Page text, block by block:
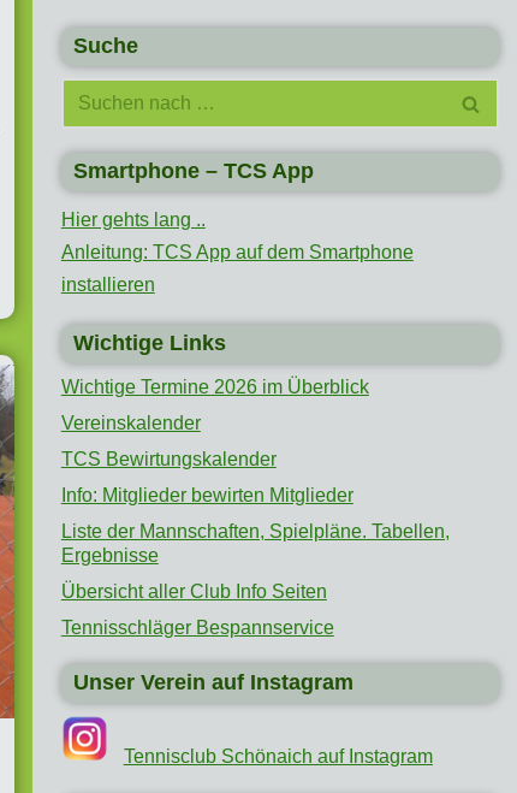
Suche
Smartphone – TCS App
Hier gehts lang ..
Anleitung: TCS App auf dem Smartphone
installieren
Wichtige Links
Wichtige Termine 2026 im Überblick
Vereinskalender
TCS Bewirtungskalender
Info: Mitglieder bewirten Mitglieder
Liste der Mannschaften, Spielpläne. Tabellen,
Ergebnisse
Übersicht aller Club Info Seiten
Tennisschläger Bespannservice
Unser Verein auf Instagram
Tennisclub Schönaich auf Instagram